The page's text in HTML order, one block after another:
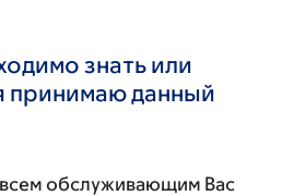
знать или
принимаю данный
обслуживающим Вас